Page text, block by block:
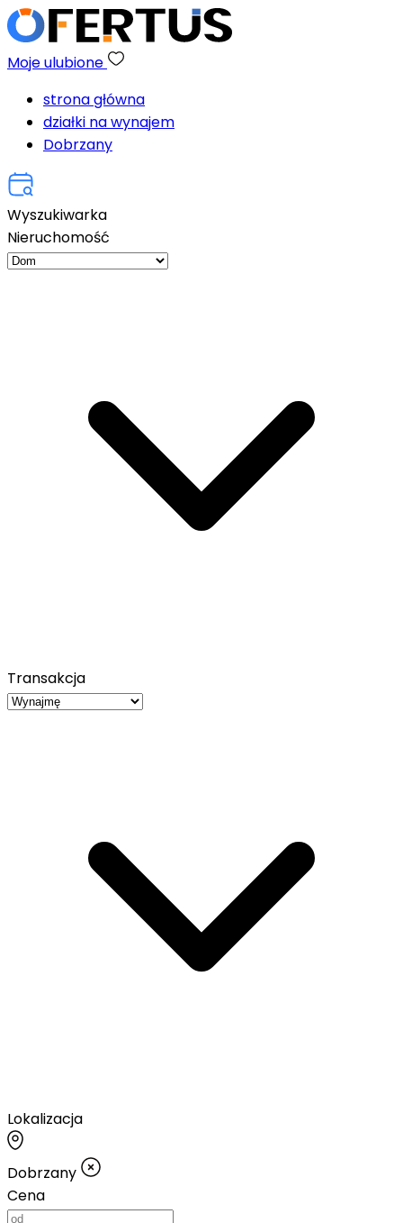
Moje ulubione
strona główna
działki na wynajem
Dobrzany
Wyszukiwarka
Nieruchomość
Transakcja
Lokalizacja
Dobrzany
Cena